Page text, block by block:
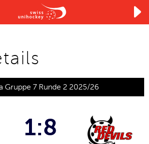
Gruppe 7 Runde 2 2025/26
1:8